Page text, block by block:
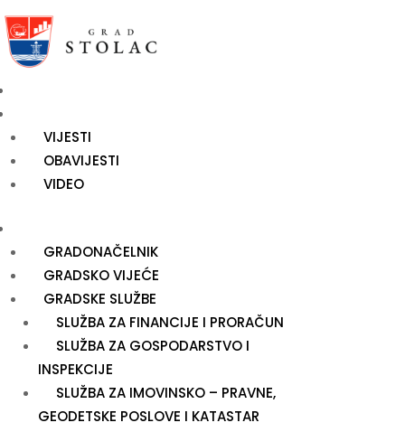
VIJESTI
OBAVIJESTI
VIDEO
GRADONAČELNIK
GRADSKO VIJEĆE
GRADSKE SLUŽBE
SLUŽBA ZA FINANCIJE I PRORAČUN
SLUŽBA ZA GOSPODARSTVO I
INSPEKCIJE
SLUŽBA ZA IMOVINSKO – PRAVNE,
GEODETSKE POSLOVE I KATASTAR